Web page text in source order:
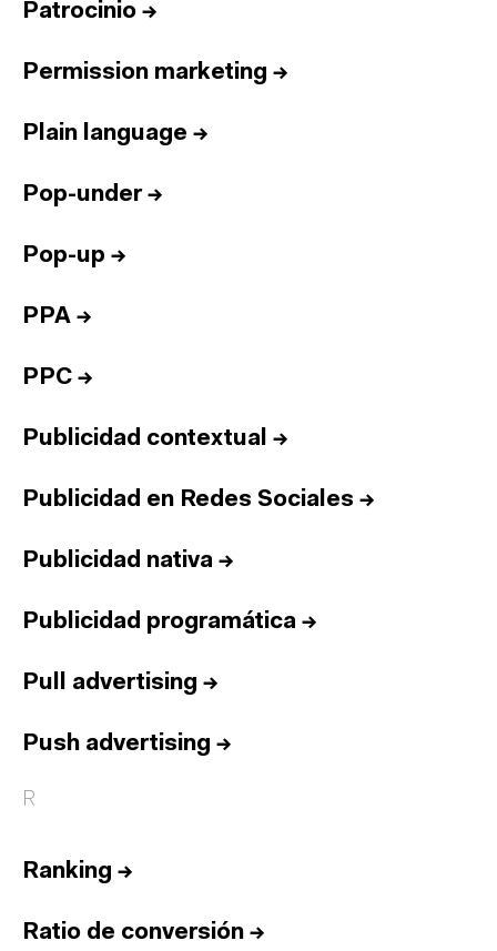
Patrocinio →
Permission marketing →
Plain language →
Pop-under→
Pop-up →
PPA →
PPC →
Publicidad contextual →
Publicidad en Redes Sociales →
Publicidad nativa →
Publicidad programática →
Pull advertising →
Push advertising →
R
Ranking →
Ratio de conversión →